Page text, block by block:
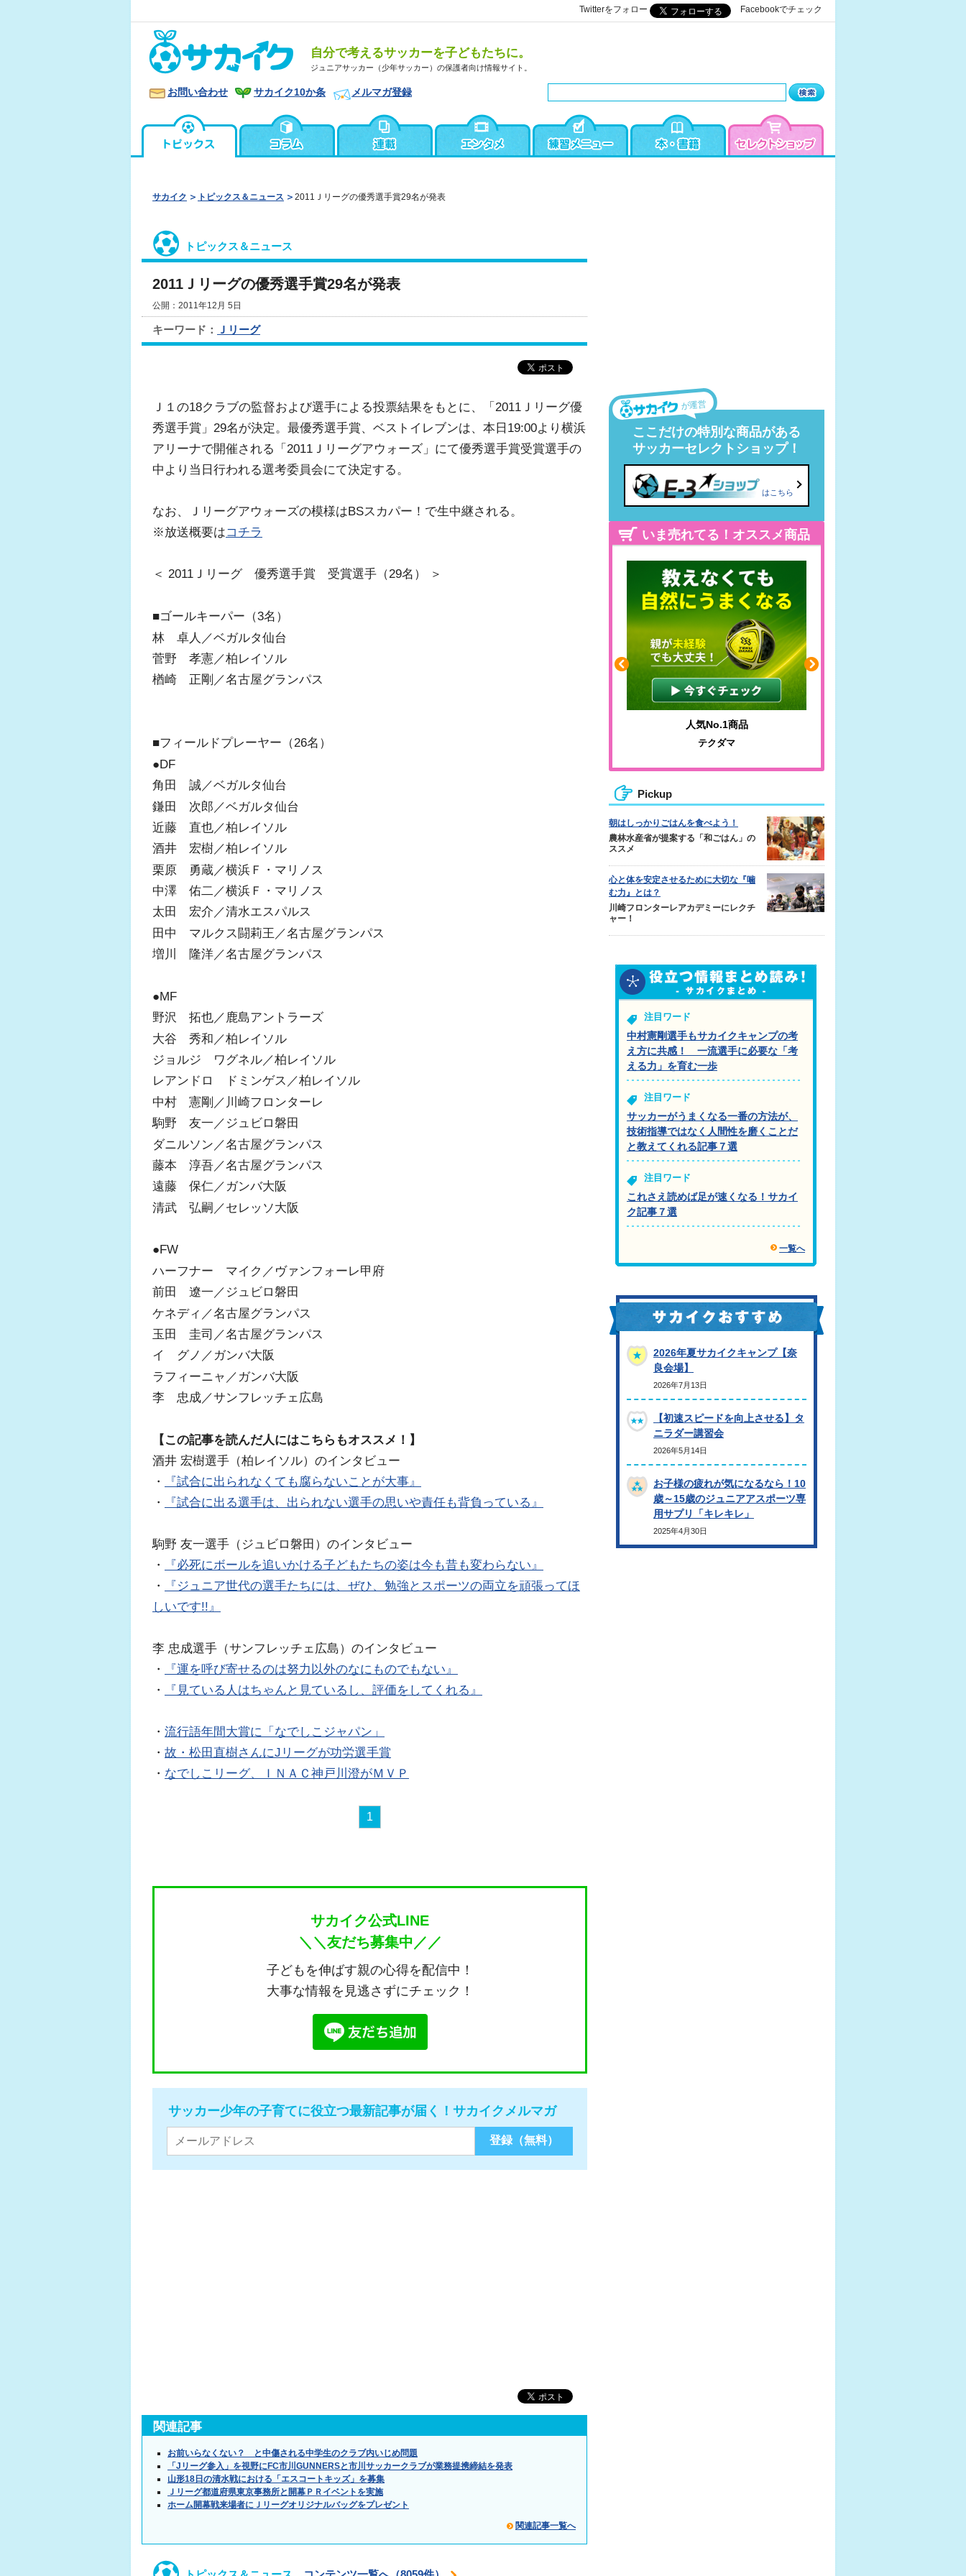
Twitterをフォロー Facebookでチェック
自分で考えるサッカーを子どもたちに。
ジュニアサッカー（少年サッカー）の保護者向け情報サイト。
お問い合わせ サカイク10か条 メルマガ登録
サカイク トピックス＆ニュース 2011Ｊリーグの優秀選手賞29名が発表
トピックス＆ニュース
2011Ｊリーグの優秀選手賞29名が発表
公開：2011年12月 5日
キーワード： Ｊリーグ
Ｊ１の18クラブの監督および選手による投票結果をもとに、「2011Ｊリーグ優
秀選手賞」29名が決定。最優秀選手賞、ベストイレブンは、本日19:00より横浜
アリーナで開催される「2011Ｊリーグアウォーズ」にて優秀選手賞受賞選手の
中より当日行われる選考委員会にて決定する。
なお、Ｊリーグアウォーズの模様はBSスカパー！で生中継される。
※放送概要はコチラ
＜ 2011Ｊリーグ 優秀選手賞 受賞選手（29名） ＞
■ゴールキーパー（3名）
林 卓人／ベガルタ仙台
菅野 孝憲／柏レイソル
楢崎 正剛／名古屋グランパス
■フィールドプレーヤー（26名）
●DF
角田 誠／ベガルタ仙台
鎌田 次郎／ベガルタ仙台
近藤 直也／柏レイソル
酒井 宏樹／柏レイソル
栗原 勇蔵／横浜Ｆ・マリノス
中澤 佑二／横浜Ｆ・マリノス
太田 宏介／清水エスパルス
田中 マルクス闘莉王／名古屋グランパス
増川 隆洋／名古屋グランパス
●MF
野沢 拓也／鹿島アントラーズ
大谷 秀和／柏レイソル
ジョルジ ワグネル／柏レイソル
レアンドロ ドミンゲス／柏レイソル
中村 憲剛／川崎フロンターレ
駒野 友一／ジュビロ磐田
ダニルソン／名古屋グランパス
藤本 淳吾／名古屋グランパス
遠藤 保仁／ガンバ大阪
清武 弘嗣／セレッソ大阪
●FW
ハーフナー マイク／ヴァンフォーレ甲府
前田 遼一／ジュビロ磐田
ケネディ／名古屋グランパス
玉田 圭司／名古屋グランパス
イ グノ／ガンバ大阪
ラフィーニャ／ガンバ大阪
李 忠成／サンフレッチェ広島
【この記事を読んだ人にはこちらもオススメ！】
酒井 宏樹選手（柏レイソル）のインタビュー
・
『試合に出られなくても腐らないことが大事』
・
『試合に出る選手は、出られない選手の思いや責任も背負っている』
駒野 友一選手（ジュビロ磐田）のインタビュー
・
『必死にボールを追いかける子どもたちの姿は今も昔も変わらない』
・
『ジュニア世代の選手たちには、ぜひ、勉強とスポーツの両立を頑張ってほ
しいです!!』
李 忠成選手（サンフレッチェ広島）のインタビュー
・
『運を呼び寄せるのは努力以外のなにものでもない』
・
『見ている人はちゃんと見ているし、評価をしてくれる』
・ 流行語年間大賞に「なでしこジャパン」
・ 故・松田直樹さんにJリーグが功労選手賞
・ なでしこリーグ、ＩＮＡＣ神戸川澄がＭＶＰ
1
サカイク公式LINE
＼＼友だち募集中／／
子どもを伸ばす親の心得を配信中！
大事な情報を見逃さずにチェック！
サッカー少年の子育てに役立つ最新記事が届く！サカイクメルマガ
関連記事
お前いらなくない？ と中傷される中学生のクラブ内いじめ問題
「Jリーグ参入」を視野にFC市川GUNNERSと市川サッカークラブが業務提携締結を発表
山形18日の清水戦における「エスコートキッズ」を募集
Ｊリーグ都道府県東京事務所と開幕ＰＲイベントを実施
ホーム開幕戦来場者にＪリーグオリジナルバッグをプレゼント
関連記事一覧へ
が運営
ここだけの特別な商品がある
サッカーセレクトショップ！
はこちら
いま売れてる！オススメ商品
人気No.1商品
Pickup
朝はしっかりごはんを食べよう！
農林水産省が提案する「和ごはん」の
ススメ
心と体を安定させるために大切な『噛
む力』とは？
川崎フロンターレアカデミーにレクチ
ャー！
注目ワード
中村憲剛選手もサカイクキャンプの考
え方に共感！ 一流選手に必要な「考
える力」を育む一歩
注目ワード
サッカーがうまくなる一番の方法が、
技術指導ではなく人間性を磨くことだ
と教えてくれる記事７選
注目ワード
これさえ読めば足が速くなる！サカイ
ク記事７選
一覧へ
2026年夏サカイクキャンプ【奈
良会場】
2026年7月13日
【初速スピードを向上させる】タ
ニラダー講習会
2026年5月14日
お子様の疲れが気になるなら！10
歳～15歳のジュニアアスポーツ専
用サプリ「キレキレ」
2025年4月30日